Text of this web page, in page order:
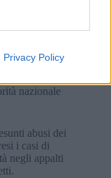
Privacy Policy
di folla
celebrazioni e
nazionale
abusi dei
i casi di
negli appalti